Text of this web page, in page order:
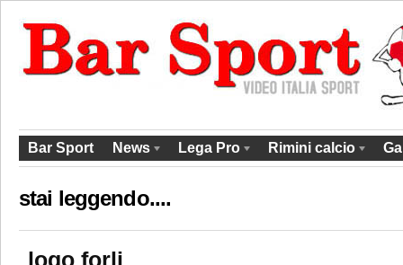
Bar Sport News Lega Pro Rimini calcio
stai leggendo....
logo forli